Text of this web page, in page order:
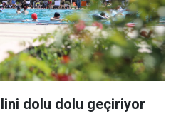
dolu dolu geçiriyor